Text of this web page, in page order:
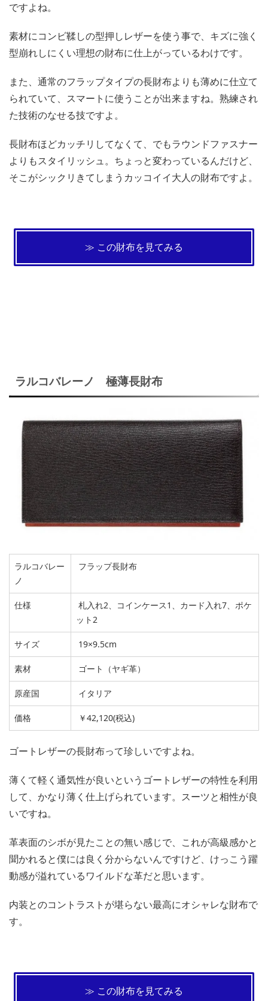
ですよね。
素材にコンビ鞣しの型押しレザーを使う事で、キズに強く
型崩れしにくい理想の財布に仕上がっているわけです。
また、通常のフラップタイプの長財布よりも薄めに仕立て
られていて、スマートに使うことが出来ますね。熟練され
た技術のなせる技ですよ。
長財布ほどカッチリしてなくて、でもラウンドファスナー
よりもスタイリッシュ。ちょっと変わっているんだけど、
そこがシックリきてしまうカッコイイ大人の財布ですよ。
≫ この財布を見てみる
ラルコバレーノ 極薄長財布
ラルコバレー
ノ
フラップ長財布
仕様
札入れ2、コインケース1、カード入れ7、ポケ
ット2
サイズ 19×9.5cm
素材 ゴート（ヤギ革）
原産国 イタリア
価格 ￥42,120(税込)
ゴートレザーの長財布って珍しいですよね。
薄くて軽く通気性が良いというゴートレザーの特性を利用
して、かなり薄く仕上げられています。スーツと相性が良
いですね。
革表面のシボが見たことの無い感じで、これが高級感かと
聞かれると僕には良く分からないんですけど、けっこう躍
動感が溢れているワイルドな革だと思います。
内装とのコントラストが堪らない最高にオシャレな財布で
す。
≫ この財布を見てみる